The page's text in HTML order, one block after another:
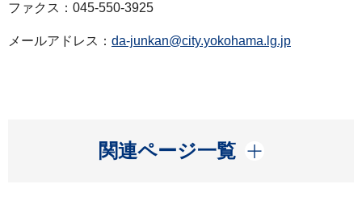
ファクス：045-550-3925
メールアドレス： da-junkan@city.yokohama.lg.jp
関連ページ一覧
開く